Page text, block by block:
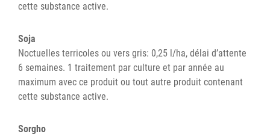
cette substance active.
Soja
Noctuelles terricoles ou vers gris: 0,25 l/ha, délai d’attente
6 semaines. 1 traitement par culture et par année au
maximum avec ce produit ou tout autre produit contenant
cette substance active.
Sorgho